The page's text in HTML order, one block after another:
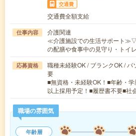
交通費
交通費全額支給
仕事内容
介護関連
≪介護施設での生活サポート
の配膳や食事中の見守り・トイ
応募資格
職種未経験OK / ブランクOK /
要
■無資格・未経験OK！■年齢・
以上採用予定！■履歴書不要■社
職場の雰囲気
年齢層